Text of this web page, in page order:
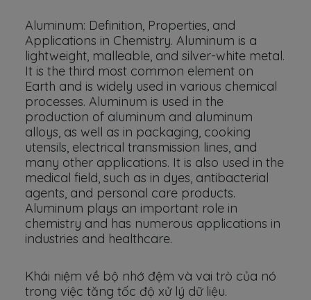
Aluminum: Definition, Properties, and
Applications in Chemistry. Aluminum is a
lightweight, malleable, and silver-white metal.
It is the third most common element on
Earth and is widely used in various chemical
processes. Aluminum is used in the
production of aluminum and aluminum
alloys, as well as in packaging, cooking
utensils, electrical transmission lines, and
many other applications. It is also used in the
medical field, such as in dyes, antibacterial
agents, and personal care products.
Aluminum plays an important role in
chemistry and has numerous applications in
industries and healthcare.
Khái niệm về bộ nhớ đệm và vai trò của nó
trong việc tăng tốc độ xử lý dữ liệu.